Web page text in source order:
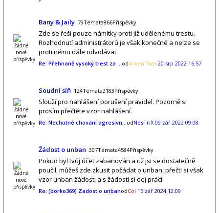
Bany & Jaily 79Témata866Příspěvky
Zde se řeší pouze námitky proti již udělenému trestu.
Rozhodnutí administrátorů je však konečné a nelze se
proti němu dále odvolávat.
Re: Přehnaně vysoký trest za …odArkenThas 20 srp 2022 16:57
Soudní síň 124Témata2183Příspěvky
Slouží pro nahlášení porušení pravidel. Pozorně si
prosím přečtěte vzor nahlášení.
Re: Nechutné chování agresivn…odNesTriX 09 zář 2022 09:08
Žádost o unban 307Témata4584Příspěvky
Pokud byl tvůj účet zabanován a už jsi se dostatečně
poučil, můžeš zde zkusit požádat o unban, přečti si však
vzor unban žádosti a s žádostí si dej práci.
Re: [borko369] Zadost o unbanodCol 15 zář 2024 12:09